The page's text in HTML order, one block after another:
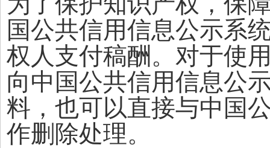
国公共信用信息公示系
权人支付稿酬。对于使
向中国公共信用信息公
料，也可以直接与中国
作删除处理。